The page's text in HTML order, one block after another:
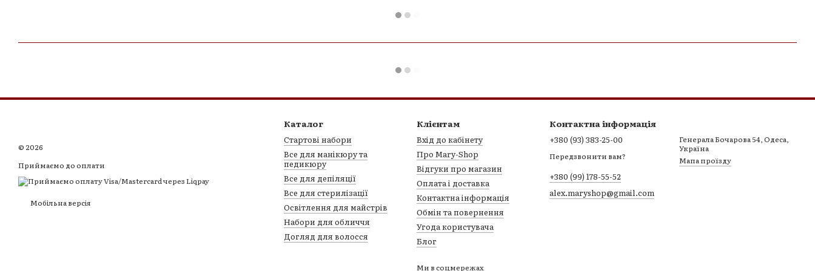
© 2026
Приймаємо до оплати
Мобільна версія
Каталог
Стартові набори
Все для манікюру та
педикюру
Все для депіляції
Все для стерилізації
Освітлення для майстрів
Набори для обличчя
Догляд для волосся
Клієнтам
Вхід до кабінету
Про Mary-Shop
Відгуки про магазин
Оплата і доставка
Контактна інформація
Обмін та повернення
Угода користувача
Блог
Ми в соцмережах
Контактна інформація
+380 (93) 383-25-00
Передзвонити вам?
+380 (99) 178-55-52
alex.maryshop@gmail.com
Генерала Бочарова 54, Одеса,
Україна
Мапа проїзду